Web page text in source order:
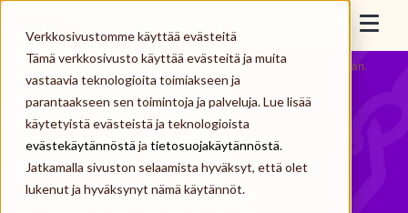
Verkkosivustomme käyttää evästeitä
Tämä verkkosivusto käyttää evästeitä ja muita
vastaavia teknologioita toimiakseen ja
parantaakseen sen toimintoja ja palveluja. Lue lisää
käytetyistä evästeistä ja teknologioista
evästekäytännöstä ja tietosuojakäytännöstä.
Jatkamalla sivuston selaamista hyväksyt, että olet
lukenut ja hyväksynyt nämä käytännöt.
Skip to content
För anställda
För arbetsgivare
För leverantörer
Hem > Epassi Savings – de bästa erbjudandena, varje dag i veckan.
Epassi Savings– de bästa